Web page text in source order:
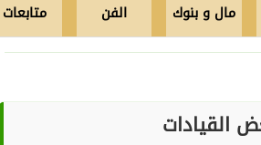
مال و بنوك الفن متابعات
القيادات